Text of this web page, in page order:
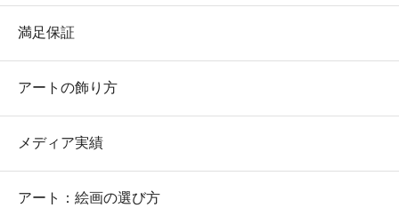
満足保証
アートの飾り方
メディア実績
アート：絵画の選び方